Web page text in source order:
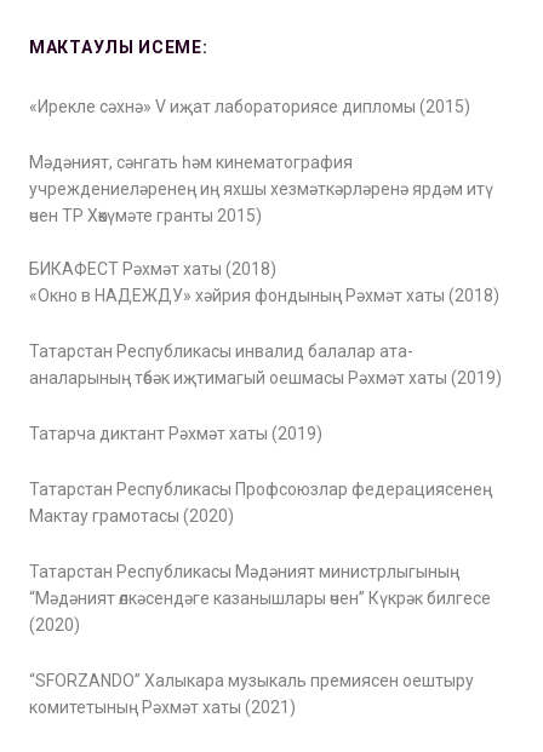
МАКТАУЛЫ ИСЕМЕ:
«Ирекле сәхнә» V иҗат лабораториясе дипломы (2015)
Мәдәният, сәнгать һәм кинематография
учреждениеләренең иң яхшы хезмәткәрләренә ярдәм итү
өчен ТР Хөкүмәте гранты 2015)
БИКАФЕСТ Рәхмәт хаты (2018)
«Окно в НАДЕЖДУ» хәйрия фондының Рәхмәт хаты (2018)
Татарстан Республикасы инвалид балалар ата-
аналарының төбәк иҗтимагый оешмасы Рәхмәт хаты (2019)
Татарча диктант Рәхмәт хаты (2019)
Татарстан Республикасы Профсоюзлар федерациясенең
Мактау грамотасы (2020)
Татарстан Республикасы Мәдәният министрлыгының
“Мәдәният өлкәсендәге казанышлары өчен” Күкрәк билгесе
(2020)
“SFORZANDO” Халыкара музыкаль премиясен оештыру
комитетының Рәхмәт хаты (2021)